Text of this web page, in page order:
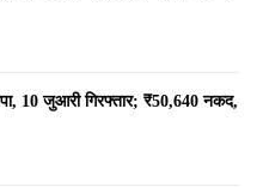
10 जुआरी गिरफ्तार; ₹50,640 नकद,